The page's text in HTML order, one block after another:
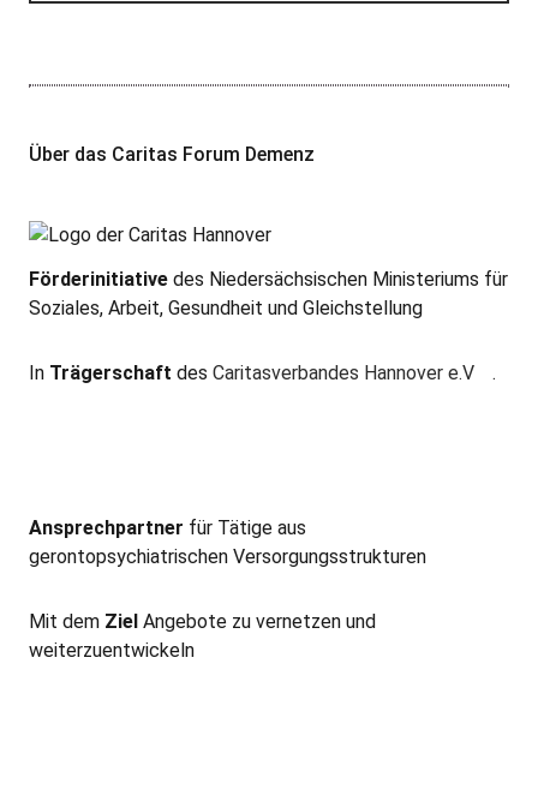
Über das Caritas Forum Demenz
Förderinitiative des Niedersächsischen Ministeriums für
Soziales, Arbeit, Gesundheit und Gleichstellung
In Trägerschaft des Caritasverbandes Hannover e.V .
Ansprechpartner für Tätige aus
gerontopsychiatrischen Versorgungsstrukturen
Mit dem Ziel Angebote zu vernetzen und
weiterzuentwickeln